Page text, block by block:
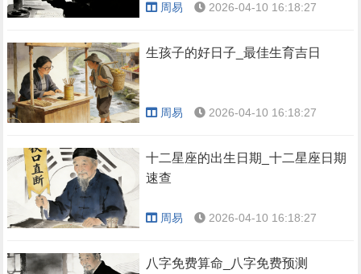
周易 2026-04-10 16:18:27
生孩子的好日子_最佳生育吉日
周易 2026-04-10 16:18:27
十二星座的出生日期_十二星座日期
速查
周易 2026-04-10 16:18:27
八字免费算命_八字免费预测